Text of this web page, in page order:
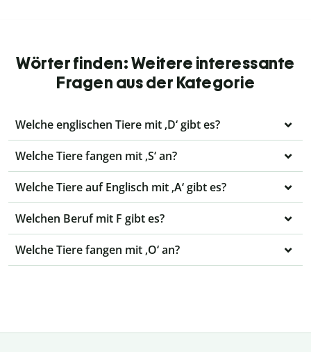
Wörter finden: Weitere interessante
Fragen aus der Kategorie
Welche englischen Tiere mit ‚D‘ gibt es?
Welche Tiere fangen mit ‚S‘ an?
Welche Tiere auf Englisch mit ‚A‘ gibt es?
Welchen Beruf mit F gibt es?
Welche Tiere fangen mit ‚O‘ an?